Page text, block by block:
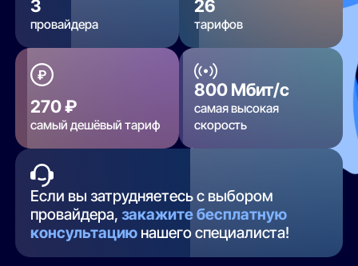
3
провайдера
26
тарифов
270 ₽
самый дешёвый тариф
800 Мбит/с
самая высокая
скорость
Если вы затрудняетесь с выбором
провайдера,закажите бесплатную
консультацию нашего специалиста!